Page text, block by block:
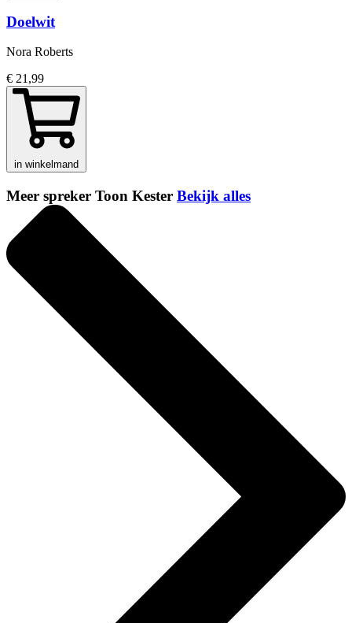
Doelwit
Nora Roberts
€ 21,99
in winkelmand
Meer spreker Toon Kester Bekijk alles